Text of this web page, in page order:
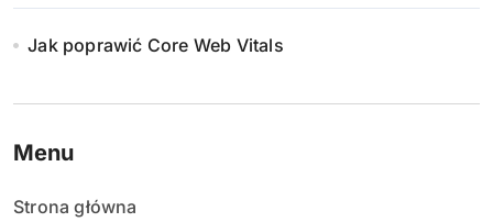
Jak poprawić Core Web Vitals
Menu
Strona główna